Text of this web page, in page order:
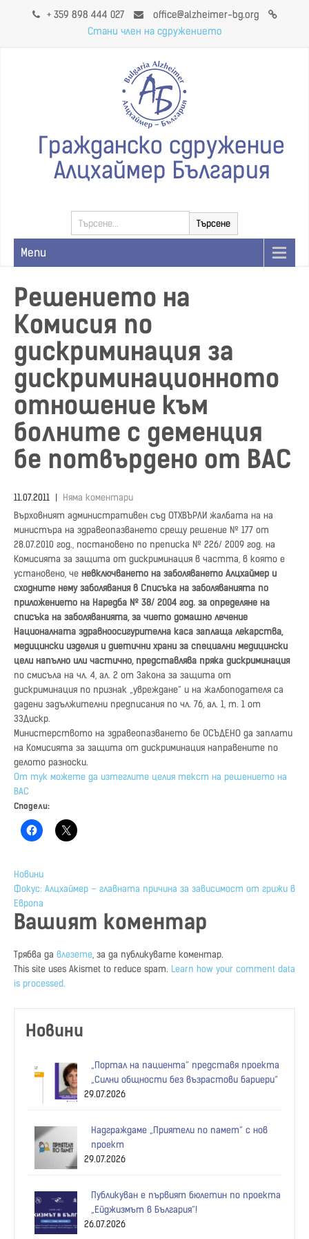
+ 359 898 444 027
office@alzheimer-bg.org
Стани член на сдружението
Гражданско сдружение
Алцхаймер България
Menu
Решението на
Комисия по
дискриминация за
дискриминационното
отношение към
болните с деменция
бе потвърдено от ВАС
11.07.2011
Няма коментари
Върховният административен съд ОТХВЪРЛИ жалбата на на
министъра на здравеопазването срещу решение № 177 от
28.07.2010 год., постановено по преписка № 226/ 2009 год. на
Комисията за защита от дискриминация в частта, в която е
установено, че невключването на заболяването Алцхаймер и
сходните нему заболявания в Списъка на заболяванията по
приложението на Наредба № 38/ 2004 год. за определяне на
списъка на заболяванията, за чието домашно лечение
Националната здравноосигурителна каса заплаща лекарства,
медицински изделия и диетични храни за специални медицински
цели напълно или частично, представлява пряка дискриминация
по смисъла на чл. 4, ал. 2 от Закона за защита от
дискриминация по признак „увреждане“ и на жалбоподателя са
дадени задължителни предписания по чл. 76, ал. 1, т. 1 от
ЗЗДискр.
Министерството на здравеопазването бе ОСЪДЕНО да заплати
на Комисията за защита от дискриминация направените по
делото разноски.
От тук можете да изтеглите целия текст на решението на
ВАС
Сподели:
Навигация
Новини
Фокус: Алцхаймер – главната причина за зависимост от грижи в
Европа
Вашият коментар
Трябва да влезете, за да публикувате коментар.
This site uses Akismet to reduce spam. Learn how your comment data
is processed.
Новини
„Портал на пациента“ представя проекта
„Силни общности без възрастови бариери“
29.07.2026
Надграждаме „Приятели по памет“ с нов
проект
29.07.2026
Публикуван е първият бюлетин по проекта
„Ейджизмът в България“!
26.07.2026